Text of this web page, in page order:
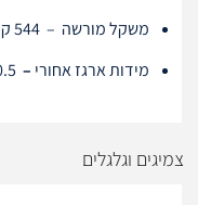
משקל מורשה – 544 ק"ג ֻ
מידות ארגז אחורי –
צמיגים וגלגלים